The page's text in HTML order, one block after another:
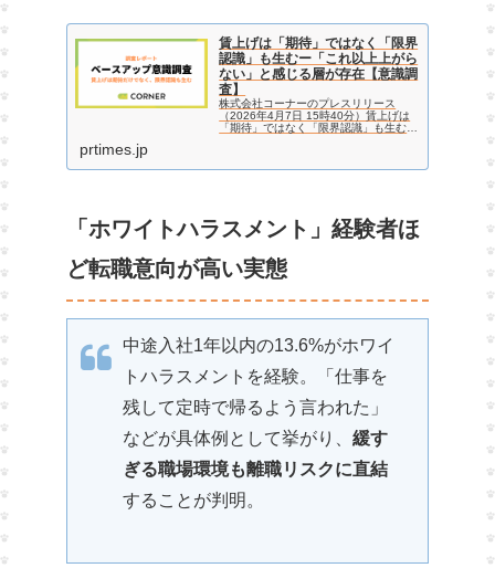
賃上げは「期待」ではなく「限界
認識」も生むー「これ以上上がら
ない」と感じる層が存在【意識調
査】
株式会社コーナーのプレスリリース
（2026年4月7日 15時40分）賃上げは
「期待」ではなく「限界認識」も生むー
prtimes.jp
「ホワイトハラスメント」経験者ほ
ど転職意向が高い実態
中途入社1年以内の13.6%がホワイ
トハラスメントを経験。「仕事を
残して定時で帰るよう言われた」
などが具体例として挙がり、 緩す
ぎる職場環境も離職リスクに直結
することが判明。